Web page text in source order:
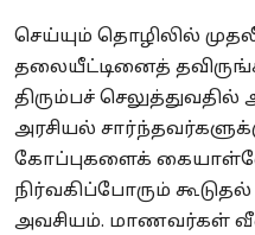
செய்யும் தொழிலில்
தலையீட்டினைத்
திரும்பச் செலுத்துவதில்
அரசியல்
கோப்புகளைக்
நிர்வகிப்போரும்
அவசியம். மாணவர்கள்